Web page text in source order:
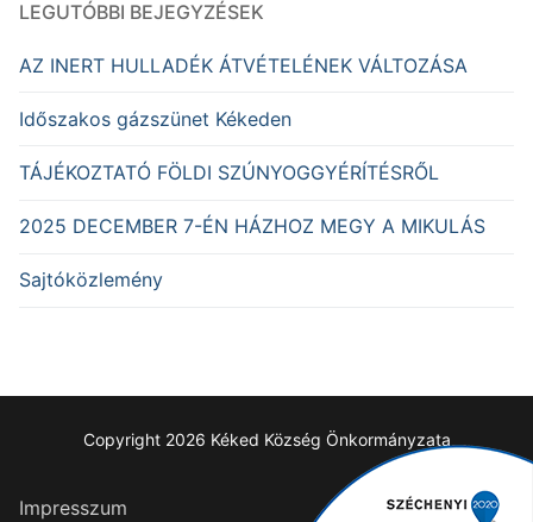
LEGUTÓBBI BEJEGYZÉSEK
AZ INERT HULLADÉK ÁTVÉTELÉNEK VÁLTOZÁSA
Időszakos gázszünet Kékeden
TÁJÉKOZTATÓ FÖLDI SZÚNYOGGYÉRÍTÉSRŐL
2025 DECEMBER 7-ÉN HÁZHOZ MEGY A MIKULÁS
Sajtóközlemény
Copyright 2026 Kéked Község Önkormányzata
Impresszum